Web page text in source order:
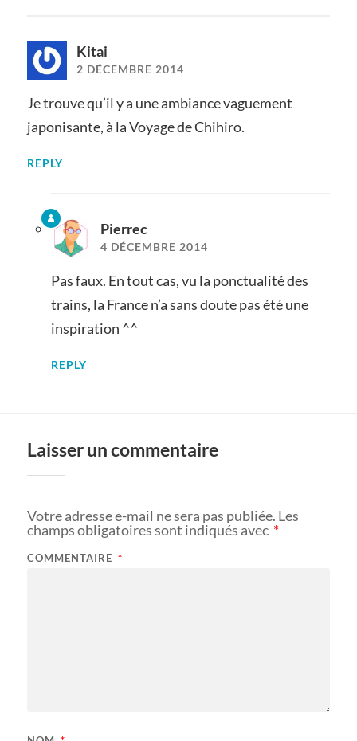
Kitai
2 DÉCEMBRE 2014
Je trouve qu’il y a une ambiance vaguement
japonisante, à la Voyage de Chihiro.
REPLY
Pierrec
4 DÉCEMBRE 2014
Pas faux. En tout cas, vu la ponctualité des
trains, la France n’a sans doute pas été une
inspiration ^^
REPLY
Laisser un commentaire
Votre adresse e-mail ne sera pas publiée. Les
champs obligatoires sont indiqués avec *
COMMENTAIRE *